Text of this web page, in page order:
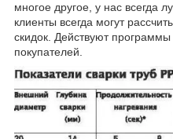
многое другое, у нас всегда
клиенты всегда могут
скидок. Действуют
покупателей.